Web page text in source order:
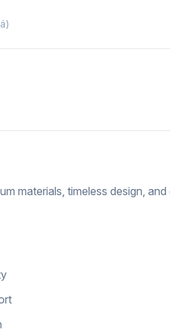
materials, timeless design,